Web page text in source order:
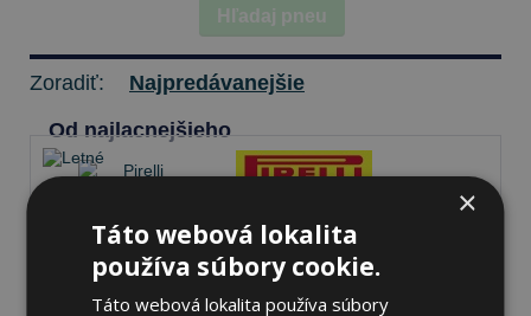
Hľadaj pneu
Zoradiť:
Najpredávanejšie
Od najlacnejšieho
Pirelli SCORPION
235/40 R20 96 V Letné
×
Táto webová lokalita
používa súbory cookie.
Táto webová lokalita používa súbory